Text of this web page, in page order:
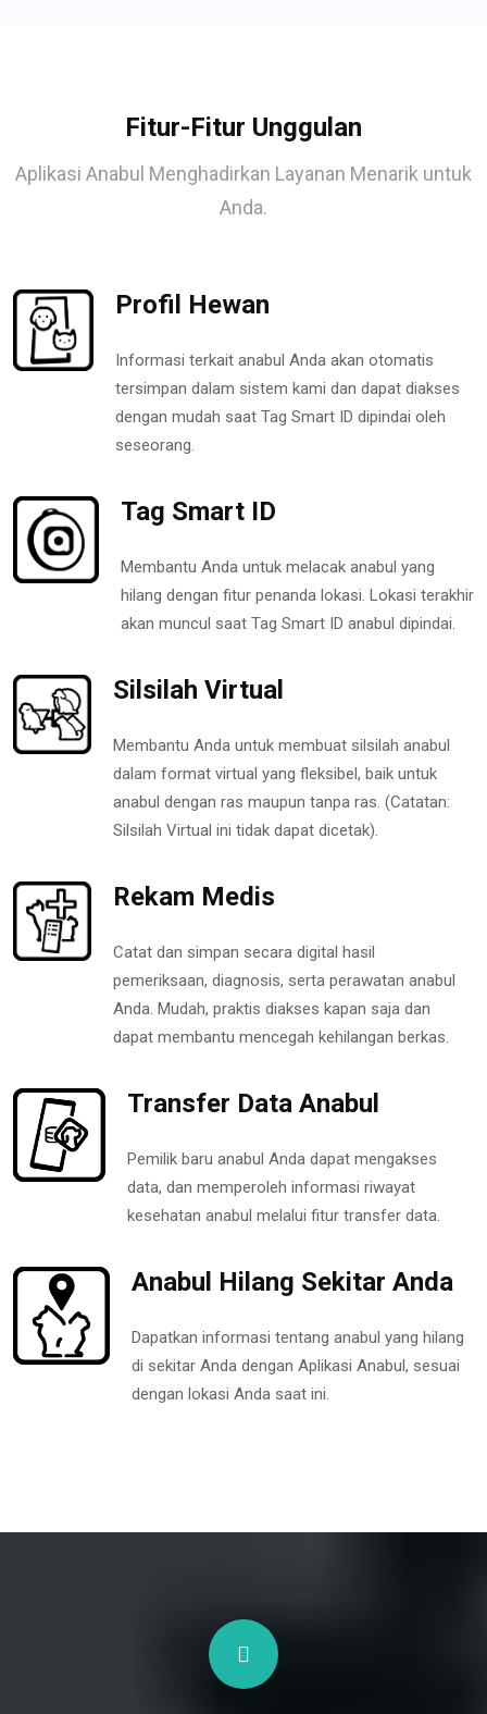
Fitur-Fitur Unggulan
Aplikasi Anabul Menghadirkan Layanan Menarik untuk
Anda.
Profil Hewan
Informasi terkait anabul Anda akan otomatis
tersimpan dalam sistem kami dan dapat diakses
dengan mudah saat Tag Smart ID dipindai oleh
seseorang.
Tag Smart ID
Membantu Anda untuk melacak anabul yang
hilang dengan fitur penanda lokasi. Lokasi terakhir
akan muncul saat Tag Smart ID anabul dipindai.
Silsilah Virtual
Membantu Anda untuk membuat silsilah anabul
dalam format virtual yang fleksibel, baik untuk
anabul dengan ras maupun tanpa ras. (Catatan:
Silsilah Virtual ini tidak dapat dicetak).
Rekam Medis
Catat dan simpan secara digital hasil
pemeriksaan, diagnosis, serta perawatan anabul
Anda. Mudah, praktis diakses kapan saja dan
dapat membantu mencegah kehilangan berkas.
Transfer Data Anabul
Pemilik baru anabul Anda dapat mengakses
data, dan memperoleh informasi riwayat
kesehatan anabul melalui fitur transfer data.
Anabul Hilang Sekitar Anda
Dapatkan informasi tentang anabul yang hilang
di sekitar Anda dengan Aplikasi Anabul, sesuai
dengan lokasi Anda saat ini.